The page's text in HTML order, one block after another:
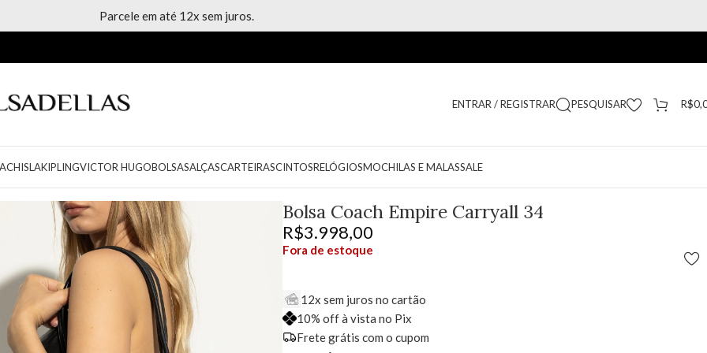
Parcele em até 12x sem juros.
ENTRAR / REGISTRAR PESQUISAR R$
ISLAKIPLINGVICTOR HUGOBOLSASALÇASCARTEIRASCINTOSRELÓGIOSMOCHILAS E MALASSALE
Bolsa Coach Empire Carryall 34
R$3.998,00
Fora de estoque
12x sem juros no cartão
10% off à vista no Pix
Frete grátis com o cupom